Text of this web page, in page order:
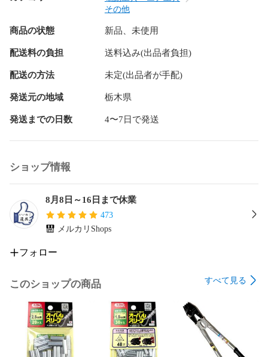
その他
商品の状態 新品、未使用
配送料の負担 送料込み(出品者負担)
配送の方法 未定(出品者が手配)
発送元の地域 栃木県
発送までの日数 4〜7日で発送
ショップ情報
8月8日～16日まで休業
473
メルカリShops
フォロー
このショップの商品 すべて見る